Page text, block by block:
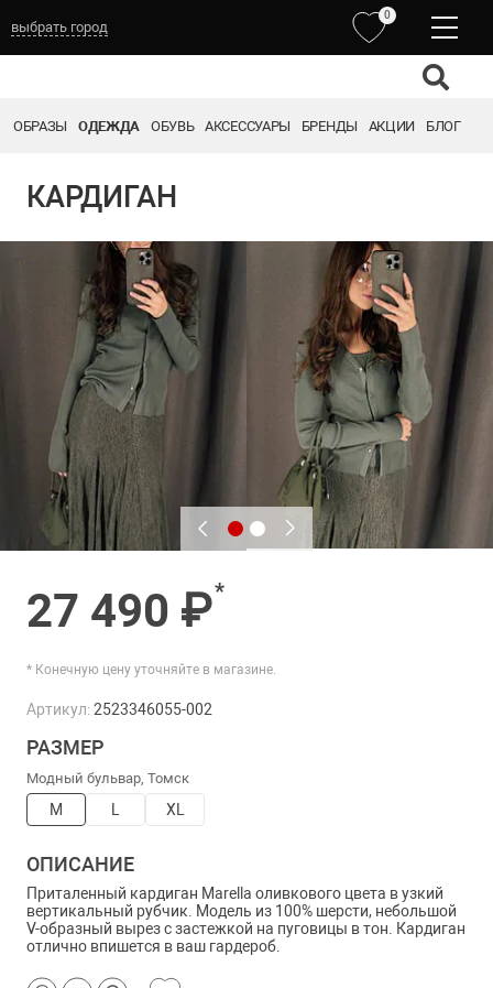
выбрать город
0
ОБРАЗЫ ОДЕЖДА ОБУВЬ АКСЕССУАРЫ БРЕНДЫ АКЦИИ БЛОГ
КАРДИГАН
27 490 ₽*
* Конечную цену уточняйте в магазине.
Артикул:2523346055-002
РАЗМЕР
Модный бульвар, Томск
M L XL
ОПИСАНИЕ
Приталенный кардиган Marella оливкового цвета в узкий
вертикальный рубчик. Модель из 100% шерсти, небольшой
V-образный вырез с застежкой на пуговицы в тон. Кардиган
отлично впишется в ваш гардероб.